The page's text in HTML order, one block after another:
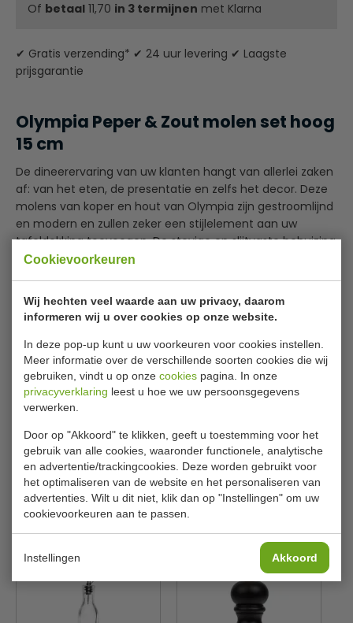
Cookievoorkeuren
Wij hechten veel waarde aan uw privacy, daarom
informeren wij u over cookies op onze website.
In deze pop-up kunt u uw voorkeuren voor cookies instellen.
Meer informatie over de verschillende soorten cookies die wij
gebruiken, vindt u op onze cookies pagina. In onze
privacyverklaring leest u hoe we uw persoonsgegevens
verwerken.
Door op "Akkoord" te klikken, geeft u toestemming voor het
gebruik van alle cookies, waaronder functionele, analytische
en advertentie/trackingcookies. Deze worden gebruikt voor
het optimaliseren van de website en het personaliseren van
advertenties. Wilt u dit niet, klik dan op "Instellingen" om uw
cookievoorkeuren aan te passen.
Instellingen Akkoord
Of betaal 11,70 in 3 termijnen met Klarna
✔ Gratis verzending* ✔ 24 uur levering ✔ Laagste
prijsgarantie
Olympia Peper & Zout molen set hoog
15 cm
De dineerervaring van uw klanten hangt van allerlei zaken
af: van het eten, de presentatie en zelfs het decor. Deze
molens van koper en hout van Olympia zijn gestroomlijnd
en modern en zullen zeker een stijlelement aan uw
tafeldekking toevoegen. De stevige en slijtvaste behuizing
van de molens is ideaal voor dagelijks gebruik in uw
instelbaar keramisch maalmechanisme voor een fijne en
grove maling.
Gestroomlijnd en modern design
Ideaal voor dagelijks gebruik in uw restaurant
2-delige set: voor peper en voor zout
De fioelen zijn gemarkeerd met 'S' en 'P' voor
makkelijke onderscheiding
Het instelbare keramische mechanisme maakt de
molen geschikt voor zowel fijne als grove mineralen
Lees meer
Model
CR689
Hoog
15 cm
Aantal
1 set
Gewicht
400 gram
Is dit iets voor jou?